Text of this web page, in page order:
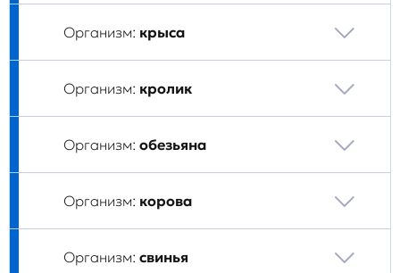
Организм: крыса
Организм: кролик
Организм: обезьяна
Организм: корова
Организм: свинья